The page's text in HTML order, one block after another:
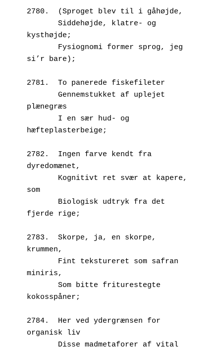
2780.  (Sproget blev til i gåhøjde,
kysthøjde;
si’r bare);
2781.  To panerede fiskefileter
plænegræs
hæfteplasterbeige;
2782.  Ingen farve kendt fra
dyredomænet,
som
fjerde rige;
2783.  Skorpe, ja, en skorpe,
krummen,
miniris,
kokosspåner;
2784.  Her ved ydergrænsen for
organisk liv